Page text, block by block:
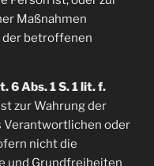
Maßnahmen
der betroffenen
Abs. 1 S. 1 lit. f.
zur Wahrung der
oder
nicht die
und Grundfreiheiten